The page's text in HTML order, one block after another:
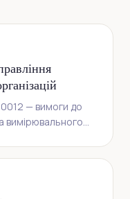
— вимоги до
вимірювального